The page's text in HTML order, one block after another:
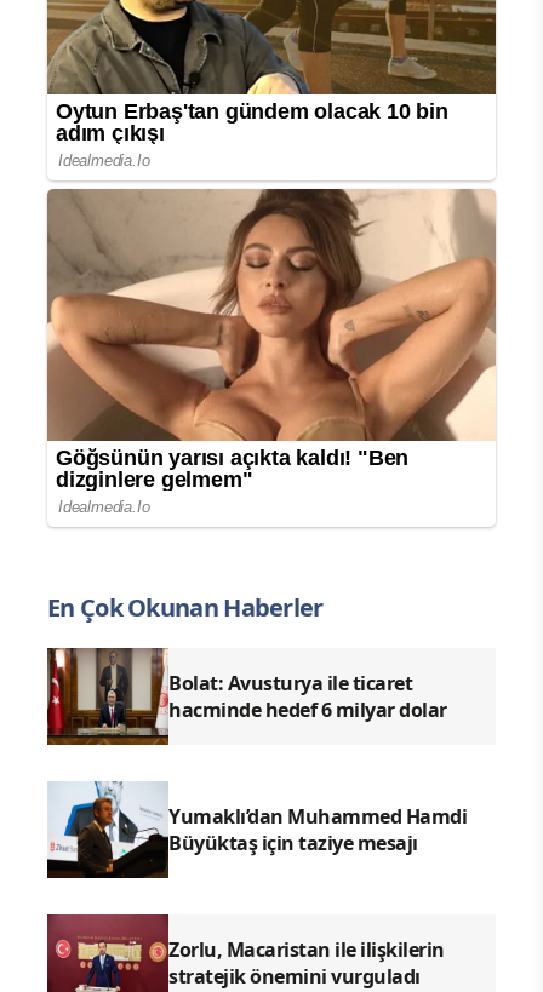
En Çok Okunan Haberler
Bolat: Avusturya ile ticaret
hacminde hedef 6 milyar dolar
Yumaklı’dan Muhammed Hamdi
Büyüktaş için taziye mesajı
Zorlu, Macaristan ile ilişkilerin
stratejik önemini vurguladı